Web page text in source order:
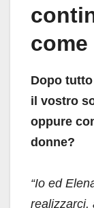
come
Dopo
il vostro
oppure
donne?
“Io ed
realizzarci,